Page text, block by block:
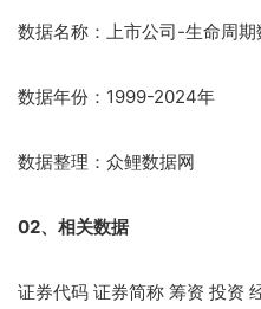
数据名称：上市公司-生命周期
数据年份：1999-2024年
数据整理：众鲤数据网
02、相关数据
证券代码 证券简称 筹资 投资